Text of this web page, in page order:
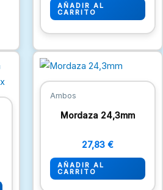
AÑADIR AL
CARRITO
Ambos
Mordaza 24,3mm
27,83 €
AÑADIR AL
CARRITO